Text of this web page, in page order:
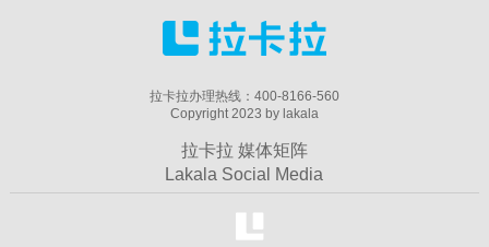
拉卡拉办理热线：400-8166-560
Copyright 2023 by lakala
拉卡拉 媒体矩阵
Lakala Social Media